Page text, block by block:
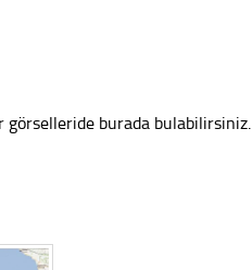
görselleride burada bulabilirsiniz.